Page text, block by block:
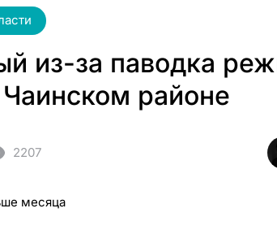
из-за паводка
районе
2207
месяца